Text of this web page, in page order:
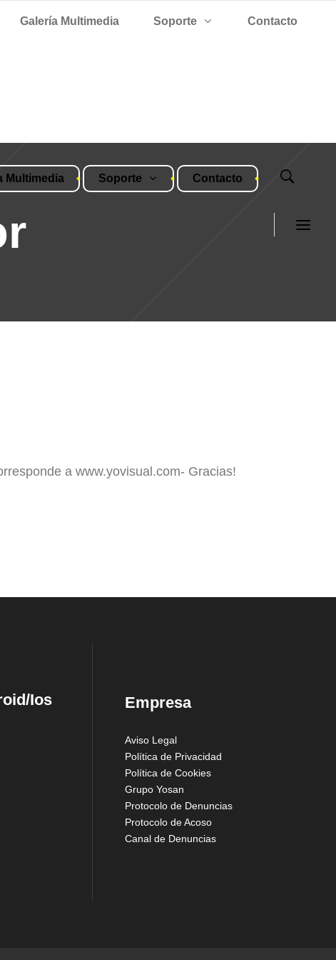
Multimedia Soporte Contacto
Galería Multimedia Soporte Contacto
a www.yovisual.com- Gracias!
Ios
Empresa
Aviso Legal
Política de Privacidad
Política de Cookies
Grupo Yosan
Protocolo de Denuncias
Protocolo de Acoso
Canal de Denuncias